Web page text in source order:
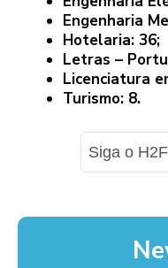
Engenharia
Hotelaria: 36;
Letras –
Licenciatura
Turismo: 8.
Siga o